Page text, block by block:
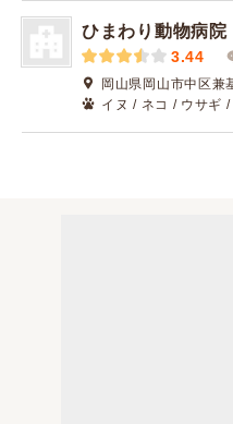
ひまわり動物病院
3.44
岡山県岡山市中区兼
イヌ / ネコ / ウサギ /